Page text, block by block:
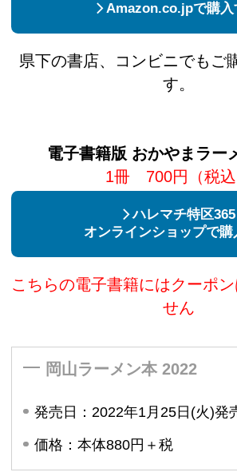
Amazon.co.jpで購入
県下の書店、コンビニでもご
す。
電子書籍版 おかやまラー
1冊 700円（税込
ハレマチ特区365
オンラインショップで購
こちらの電子書籍にはクーポ
せん
岡山ラーメン本 2022
発売日：2022年1月25日(火)発
価格：本体880円＋税